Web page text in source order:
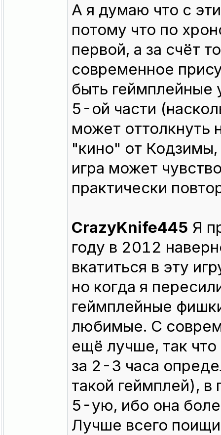
А я думаю что с
потому что по
первой, а за счёт
современное
быть геймплейные
5-ой части
может оттолкнуть
"кино" от
игра может
практически
CrazyKnife445 Я
году в 2012
вкатиться в эту
но когда я
геймплейные
любимые. С
ещё лучше, так
за 2-3 часа
такой геймплей), в
5-ую, ибо она
Лучше всего